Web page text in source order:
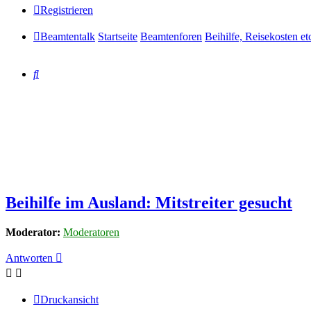
Registrieren
Beamtentalk Startseite Beamtenforen Beihilfe, Reisekosten
Suche
Beihilfe im Ausland: Mitstreiter gesucht
Moderator: Moderatoren
Antworten
Druckansicht